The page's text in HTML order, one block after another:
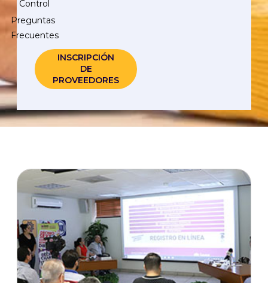
Control
Preguntas
Frecuentes
INSCRIPCIÓN
DE
PROVEEDORES